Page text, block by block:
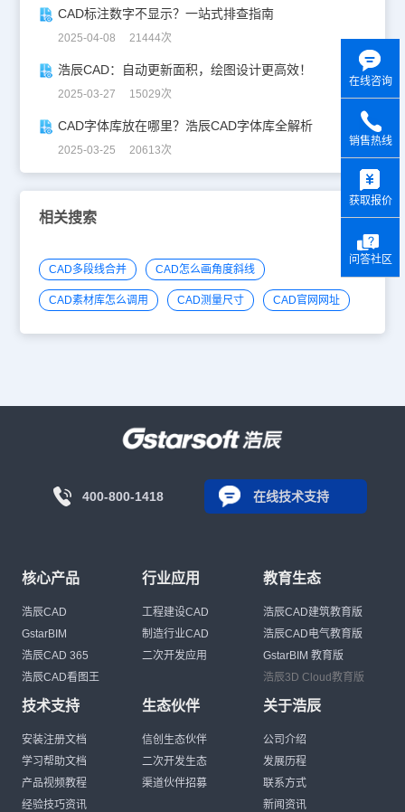
CAD标注数字不显示？一站式排查指南
2025-04-08 21444次
浩辰CAD：自动更新面积，绘图设计更高效！
2025-03-27 15029次
CAD字体库放在哪里？浩辰CAD字体库全解析
2025-03-25 20613次
相关搜索
CAD多段线合并 CAD怎么画角度斜线
CAD素材库怎么调用 CAD测量尺寸 CAD官网网址
400-800-1418 在线技术支持
核心产品
浩辰CAD
GstarBIM
浩辰CAD 365
浩辰CAD看图王
行业应用
工程建设CAD
制造行业CAD
二次开发应用
教育生态
浩辰CAD建筑教育版
浩辰CAD电气教育版
GstarBIM 教育版
浩辰3D Cloud教育版
技术支持
安装注册文档
学习帮助文档
产品视频教程
经验技巧资讯
生态伙伴
信创生态伙伴
二次开发生态
渠道伙伴招募
关于浩辰
公司介绍
发展历程
联系方式
新闻资讯
在线咨询
销售热线
获取报价
问答社区